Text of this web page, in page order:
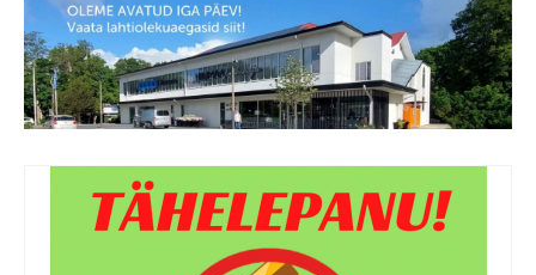
Kontakt
Liikmed
Ajalugu
KAUPLUSED
EHITUSKESKUS